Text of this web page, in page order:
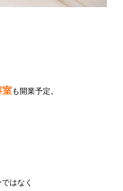
室も開業予定。
はなく